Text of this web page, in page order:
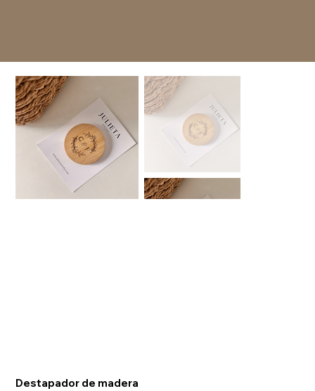
Destapador de madera